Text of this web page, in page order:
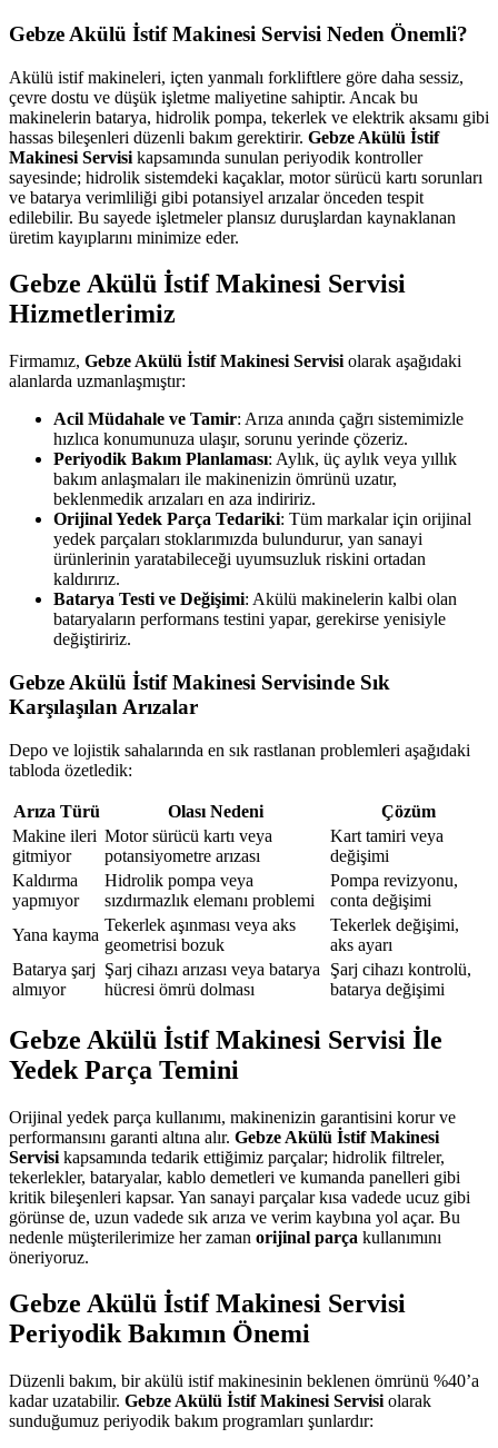
Gebze Akülü İstif Makinesi Servisi Neden Önemli?
Akülü istif makineleri, içten yanmalı forkliftlere göre daha sessiz,
çevre dostu ve düşük işletme maliyetine sahiptir. Ancak bu
makinelerin batarya, hidrolik pompa, tekerlek ve elektrik aksamı gibi
hassas bileşenleri düzenli bakım gerektirir. Gebze Akülü İstif
Makinesi Servisi kapsamında sunulan periyodik kontroller
sayesinde; hidrolik sistemdeki kaçaklar, motor sürücü kartı sorunları
ve batarya verimliliği gibi potansiyel arızalar önceden tespit
edilebilir. Bu sayede işletmeler plansız duruşlardan kaynaklanan
üretim kayıplarını minimize eder.
Gebze Akülü İstif Makinesi Servisi
Hizmetlerimiz
Firmamız, Gebze Akülü İstif Makinesi Servisi olarak aşağıdaki
alanlarda uzmanlaşmıştır:
Acil Müdahale ve Tamir: Arıza anında çağrı sistemimizle
hızlıca konumunuza ulaşır, sorunu yerinde çözeriz.
Periyodik Bakım Planlaması: Aylık, üç aylık veya yıllık
bakım anlaşmaları ile makinenizin ömrünü uzatır,
beklenmedik arızaları en aza indiririz.
Orijinal Yedek Parça Tedariki: Tüm markalar için orijinal
yedek parçaları stoklarımızda bulundurur, yan sanayi
ürünlerinin yaratabileceği uyumsuzluk riskini ortadan
kaldırırız.
Batarya Testi ve Değişimi: Akülü makinelerin kalbi olan
bataryaların performans testini yapar, gerekirse yenisiyle
değiştiririz.
Gebze Akülü İstif Makinesi Servisinde Sık
Karşılaşılan Arızalar
Depo ve lojistik sahalarında en sık rastlanan problemleri aşağıdaki
tabloda özetledik:
Arıza Türü Olası Nedeni
Çözüm
Makine ileri
gitmiyor
Motor sürücü kartı veya
potansiyometre arızası
Kart tamiri veya
değişimi
Kaldırma
yapmıyor
Hidrolik pompa veya
sızdırmazlık elemanı problemi
Pompa revizyonu,
conta değişimi
Yana kayma
Tekerlek aşınması veya aks
geometrisi bozuk
Tekerlek değişimi,
aks ayarı
Batarya şarj
almıyor
Şarj cihazı arızası veya batarya
hücresi ömrü dolması
Şarj cihazı kontrolü,
batarya değişimi
Gebze Akülü İstif Makinesi Servisi İle
Yedek Parça Temini
Orijinal yedek parça kullanımı, makinenizin garantisini korur ve
performansını garanti altına alır. Gebze Akülü İstif Makinesi
Servisi kapsamında tedarik ettiğimiz parçalar; hidrolik filtreler,
tekerlekler, bataryalar, kablo demetleri ve kumanda panelleri gibi
kritik bileşenleri kapsar. Yan sanayi parçalar kısa vadede ucuz gibi
görünse de, uzun vadede sık arıza ve verim kaybına yol açar. Bu
nedenle müşterilerimize her zaman orijinal parça kullanımını
öneriyoruz.
Gebze Akülü İstif Makinesi Servisi
Periyodik Bakımın Önemi
Düzenli bakım, bir akülü istif makinesinin beklenen ömrünü %40’a
kadar uzatabilir. Gebze Akülü İstif Makinesi Servisi olarak
sunduğumuz periyodik bakım programları şunlardır: